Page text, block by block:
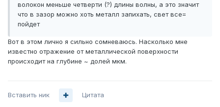
волокон меньше четверти (?) длины волны, а это значит
что в зазор можно хоть металл запихать, свет все=
пойдет
Вот в этом лично я сильно сомневаюсь. Насколько мне
известно отражение от металлической поверхности
происходит на глубине ~ долей мкм.
Вставить ник Цитата